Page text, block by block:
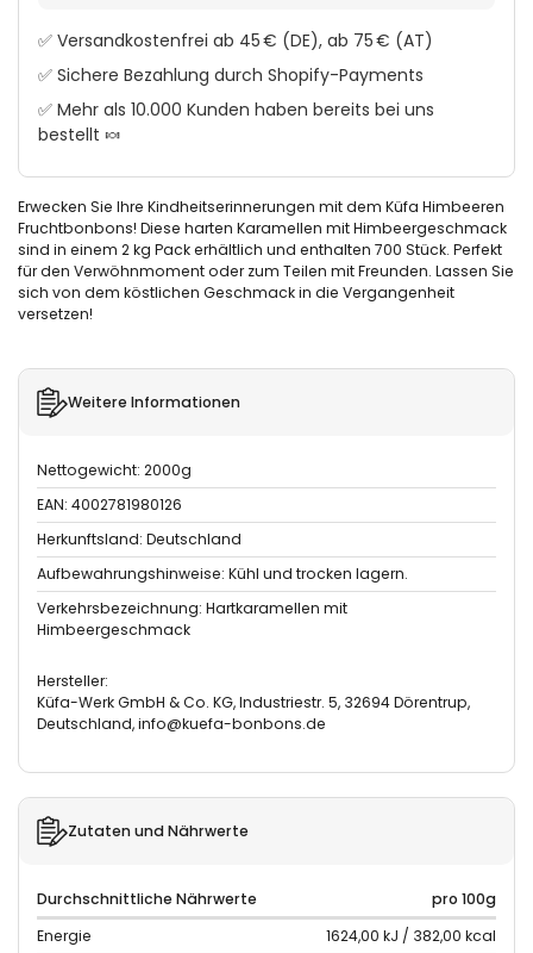
✅ Versandkostenfrei ab 45 € (DE), ab 75 € (AT)
✅ Sichere Bezahlung durch Shopify-Payments
✅ Mehr als 10.000 Kunden haben bereits bei uns
bestellt 🍬
Erwecken Sie Ihre Kindheitserinnerungen mit dem Küfa Himbeeren
Fruchtbonbons! Diese harten Karamellen mit Himbeergeschmack
sind in einem 2 kg Pack erhältlich und enthalten 700 Stück. Perfekt
für den Verwöhnmoment oder zum Teilen mit Freunden. Lassen Sie
sich von dem köstlichen Geschmack in die Vergangenheit
versetzen!
Weitere Informationen
Nettogewicht: 2000g
EAN: 4002781980126
Herkunftsland: Deutschland
Aufbewahrungshinweise: Kühl und trocken lagern.
Verkehrsbezeichnung: Hartkaramellen mit
Himbeergeschmack
Hersteller:
Küfa-Werk GmbH & Co. KG, Industriestr. 5, 32694 Dörentrup,
Deutschland, info@kuefa-bonbons.de
Zutaten und Nährwerte
Durchschnittliche Nährwerte
pro 100g
Energie
1624,00 kJ / 382,00 kcal